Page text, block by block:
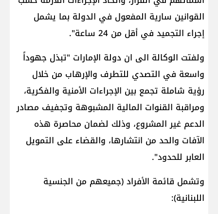
القوانين سارية المفعول في الدولة بما يشمل
إجراء التجميد في أقل من 24 ساعة".
ولفتت الوكالة الى ان دولة الإمارات "تبذل جهوداً
واسعة في التصدي للتطرف والإرهاب من خلال
رؤية شاملة تجمع بين الإجراءات الأمنية والفكرية،
ومراقبة القنوات المالية المشبوهة وتجفيف مصادر
الدعم غير المشروع، وذلك لضمان محاصرة هذه
الآفات والحد من انتشارها، والقضاء على التمويل
العابر للحدود".
وتشمل قائمة الأفراد (جميعهم من الجنسية
اللبنانية):